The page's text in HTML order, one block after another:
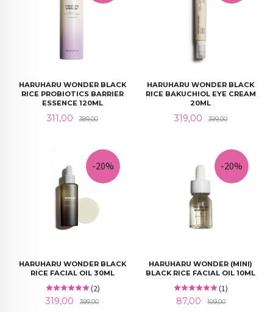
HARUHARU WONDER BLACK
RICE PROBIOTICS BARRIER
ESSENCE 120ML
Tilbud
311,00 389,00Rabatt
HARUHARU WONDER BLACK
RICE BAKUCHIOL EYE CREAM
20ML
Tilbud
319,00 399,00Rabatt
HARUHARU WONDER BLACK
RICE FACIAL OIL 30ML
(2)
Tilbud
319,00 399,00Rabatt
-20%
HARUHARU WONDER (MINI)
BLACK RICE FACIAL OIL 10ML
(1)
Tilbud
87,00 109,00Rabatt
-20%